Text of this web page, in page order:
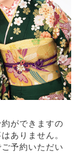
ができますの
ありません。
予約いただい